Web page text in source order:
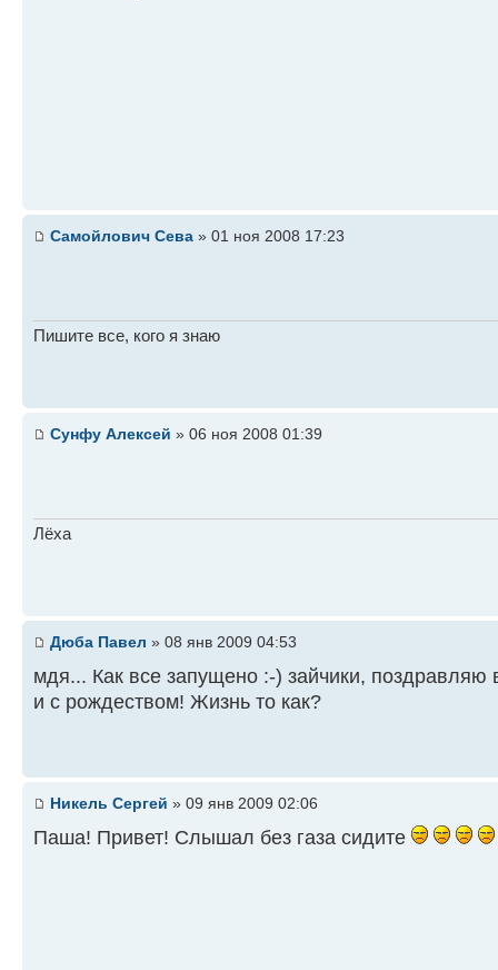
Самойлович Сева » 01 ноя 2008 17:23
Пишите все, кого я знаю
Сунфу Алексей » 06 ноя 2008 01:39
Лёха
Дюба Павел » 08 янв 2009 04:53
мдя... Как все запущено :-) зайчики,
и с рождеством! Жизнь то как?
Никель Сергей » 09 янв 2009 02:06
Паша! Привет! Слышал без газа сидите